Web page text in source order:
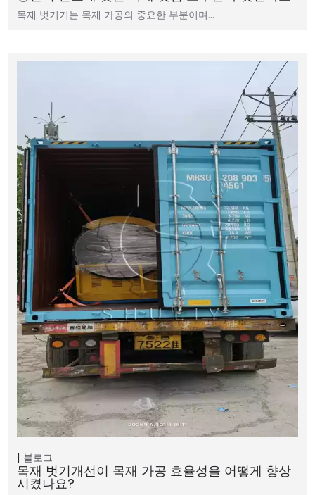
목재 벗기기는 목재 가공의 중요한 부분이며…
블로그
목재 벗기개선이 목재 가공 효율성을 어떻게 향상
시켰나요?